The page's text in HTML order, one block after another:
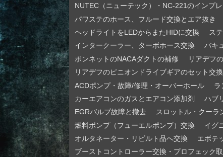
NUTEC（ニューテック）・NC-221のインプレ
パワステのホース、フルード交換とエア抜き
ヘッドライトをLEDからまたHIDに交換
ス
インタークーラー、ターボホース交換
バキ
ボンネットのNACAダクトの補修
リアデフ
リアデフのピニオンドライブギアのセット交換
ACDポンプ・故障/修理・オーバーホール
ラ
カーエアコンのガスとエアコン添加剤
ハブ
EGRバルブ故障と撤去
スロットル・クーラ
燃料ポンプ（フューエルポンプ）交換
イグ
オルタネーター・リビルト品へ交換
エボテ
ブーストコントローラー交換・プロフェック